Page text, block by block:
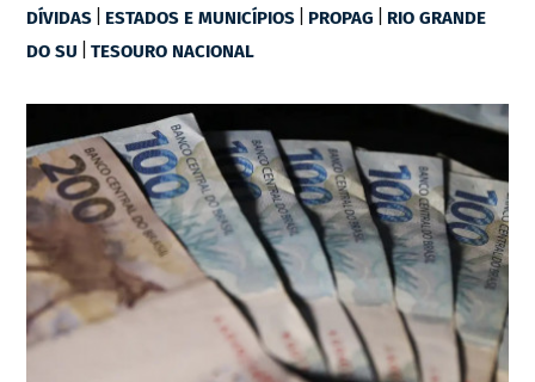
DÍVIDAS | ESTADOS E MUNICÍPIOS | PROPAG | RIO GRANDE
DO SU |TESOURO NACIONAL